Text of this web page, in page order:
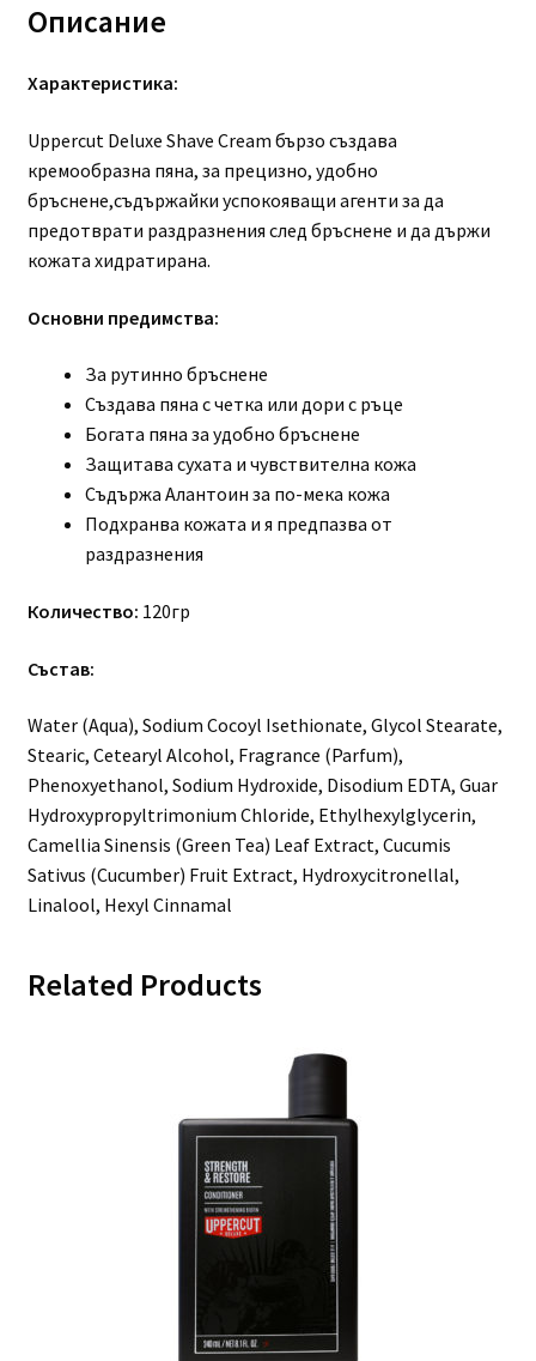
Описание
Характеристика:
Uppercut Deluxe Shave Cream бързо създава
кремообразна пяна, за прецизно, удобно
бръснене,съдържайки успокояващи агенти за да
предотврати раздразнения след бръснене и да държи
кожата хидратирана.
Основни предимства:
За рутинно бръснене
Създава пяна с четка или дори с ръце
Богата пяна за удобно бръснене
Защитава сухата и чувствителна кожа
Съдържа Алантоин за по-мека кожа
Подхранва кожата и я предпазва от
раздразнения
Количество: 120гр
Състав:
Water (Aqua), Sodium Cocoyl Isethionate, Glycol Stearate,
Stearic, Cetearyl Alcohol, Fragrance (Parfum),
Phenoxyethanol, Sodium Hydroxide, Disodium EDTA, Guar
Hydroxypropyltrimonium Chloride, Ethylhexylglycerin,
Camellia Sinensis (Green Tea) Leaf Extract, Cucumis
Sativus (Cucumber) Fruit Extract, Hydroxycitronellal,
Linalool, Hexyl Cinnamal
Related Products